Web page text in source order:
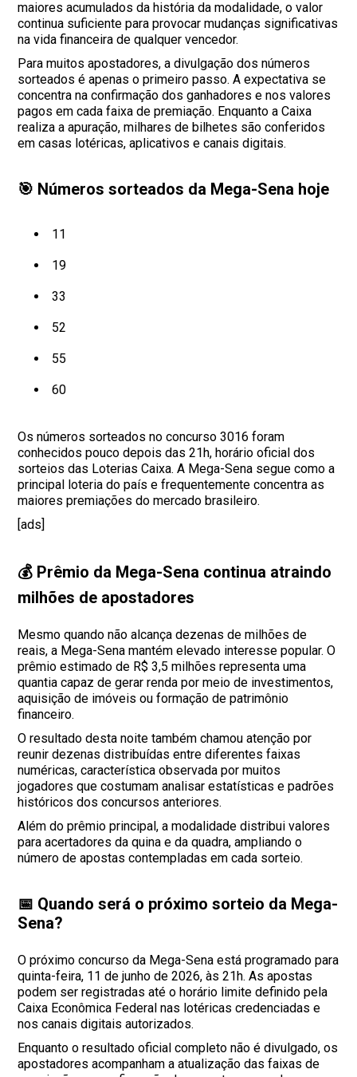
maiores acumulados da história da modalidade, o valor
continua suficiente para provocar mudanças significativas
na vida financeira de qualquer vencedor.
Para muitos apostadores, a divulgação dos números
sorteados é apenas o primeiro passo. A expectativa se
concentra na confirmação dos ganhadores e nos valores
pagos em cada faixa de premiação. Enquanto a Caixa
realiza a apuração, milhares de bilhetes são conferidos
em casas lotéricas, aplicativos e canais digitais.
🎯 Números sorteados da Mega-Sena hoje
11
19
33
52
55
60
Os números sorteados no concurso 3016 foram
conhecidos pouco depois das 21h, horário oficial dos
sorteios das Loterias Caixa. A Mega-Sena segue como a
principal loteria do país e frequentemente concentra as
maiores premiações do mercado brasileiro.
[ads]
💰 Prêmio da Mega-Sena continua atraindo
milhões de apostadores
Mesmo quando não alcança dezenas de milhões de
reais, a Mega-Sena mantém elevado interesse popular. O
prêmio estimado de R$ 3,5 milhões representa uma
quantia capaz de gerar renda por meio de investimentos,
aquisição de imóveis ou formação de patrimônio
financeiro.
O resultado desta noite também chamou atenção por
reunir dezenas distribuídas entre diferentes faixas
numéricas, característica observada por muitos
jogadores que costumam analisar estatísticas e padrões
históricos dos concursos anteriores.
Além do prêmio principal, a modalidade distribui valores
para acertadores da quina e da quadra, ampliando o
número de apostas contempladas em cada sorteio.
📅 Quando será o próximo sorteio da Mega-
Sena?
O próximo concurso da Mega-Sena está programado para
quinta-feira, 11 de junho de 2026, às 21h. As apostas
podem ser registradas até o horário limite definido pela
Caixa Econômica Federal nas lotéricas credenciadas e
nos canais digitais autorizados.
Enquanto o resultado oficial completo não é divulgado, os
apostadores acompanham a atualização das faixas de